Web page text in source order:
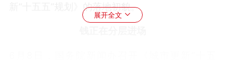
新“十五五”规划》的落地初貌。
展开全文